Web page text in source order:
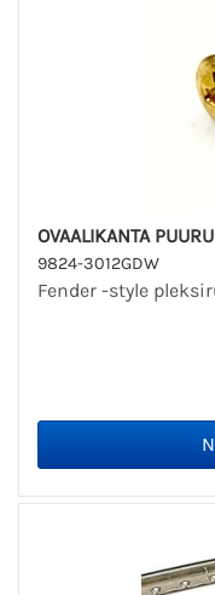
OVAALIKANTA
9824-3012GDW
Fender -style